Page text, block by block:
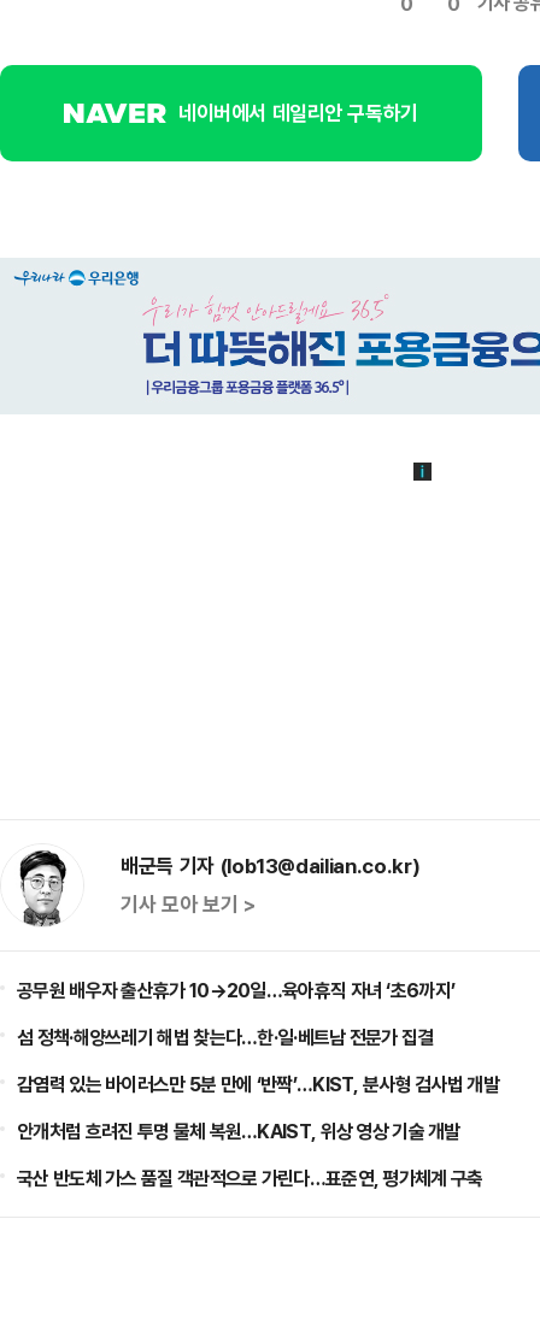
네이버에서 데일리안 구독하기
배군득 기자 (lob13@dailian.co.kr)
기사 모아 보기 >
공무원 배우자 출산휴가 10→20일…육아휴직 자녀 ‘초6까지’
섬 정책·해양쓰레기 해법 찾는다…한·일·베트남 전문가 집결
감염력 있는 바이러스만 5분 만에 ‘반짝’…KIST, 분사형 검사법 개발
안개처럼 흐려진 투명 물체 복원…KAIST, 위상 영상 기술 개발
국산 반도체 가스 품질 객관적으로 가린다…표준연, 평가체계 구축